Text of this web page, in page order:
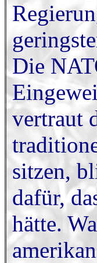
Die
vertraut
sitzen,
dafür,
hätte.